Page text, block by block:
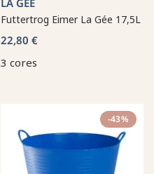
Futtertrog Eimer La Gée 17,5L
22,80 €
3 cores
-43%